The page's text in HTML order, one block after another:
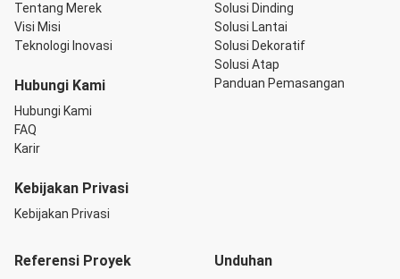
Tentang Merek
Visi Misi
Teknologi Inovasi
Hubungi Kami
Hubungi Kami
FAQ
Karir
Kebijakan Privasi
Kebijakan Privasi
Solusi Dinding
Solusi Lantai
Solusi Dekoratif
Solusi Atap
Panduan Pemasangan
Referensi Proyek Unduhan